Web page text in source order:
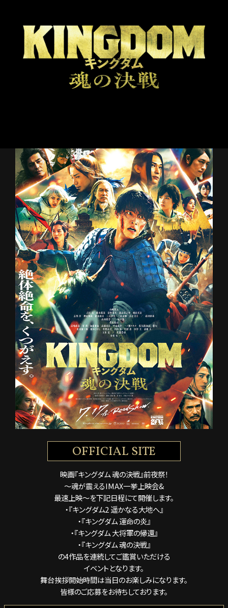
OFFICIAL SITE
映画『キングダム 魂の決戦』前夜祭！
～魂が震えるIMAX一挙上映会&
最速上映～を下記日程にて開催します。
・『キングダム2 遥かなる大地へ』
・『キングダム 運命の炎』
・『キングダム 大将軍の帰還』
・『キングダム 魂の決戦』
の4作品を連続してご鑑賞いただける
イベントとなります。
舞台挨拶開始時間は当日のお楽しみになります。
皆様のご応募をお待ちしております。